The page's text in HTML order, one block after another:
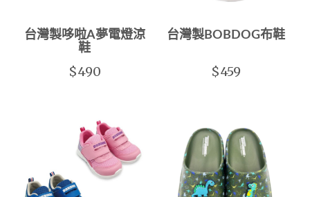
台灣製哆啦A夢電燈涼
鞋
$490
台灣製BOBDOG布鞋
$459